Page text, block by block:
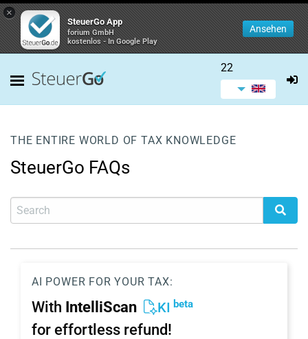
×
SteuerGo App
forium GmbH
kostenlos - In Google Play
Ansehen
22
THE ENTIRE WORLD OF TAX KNOWLEDGE
SteuerGo FAQs
AI POWER FOR YOUR TAX:
With IntelliScan KI beta
for effortless refund!